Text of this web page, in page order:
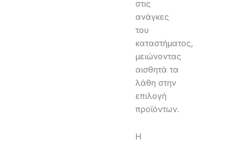
στις
ανάγκες
του
καταστήματος,
μειώνοντας
αισθητά τα
λάθη στην
επιλογή
προϊόντων.
Η